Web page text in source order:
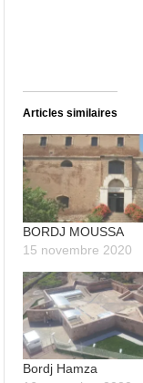
Articles similaires
BORDJ MOUSSA
15 novembre 2020
Bordj Hamza